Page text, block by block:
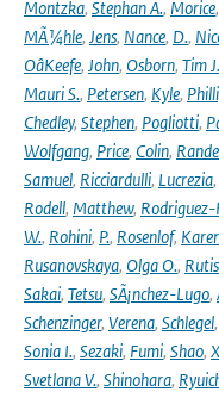
Montzka, Stephan A., Morice,
MÃ¼hle, Jens, Nance, D.,
OâKeefe, John, Osborn, Tim J.
Mauri S., Petersen, Kyle,
Chedley, Stephen, Pogliotti,
Wolfgang, Price, Colin,
Samuel, Ricciardulli, Lucrezia,
Rodell, Matthew, Rodriguez-
W., Rohini, P., Rosenlof,
Rusanovskaya, Olga O.,
Sakai, Tetsu, SÃ¡nchez-Lugo,
Schenzinger, Verena, Schlegel,
Sonia I., Sezaki, Fumi, Shao,
Svetlana V., Shinohara,